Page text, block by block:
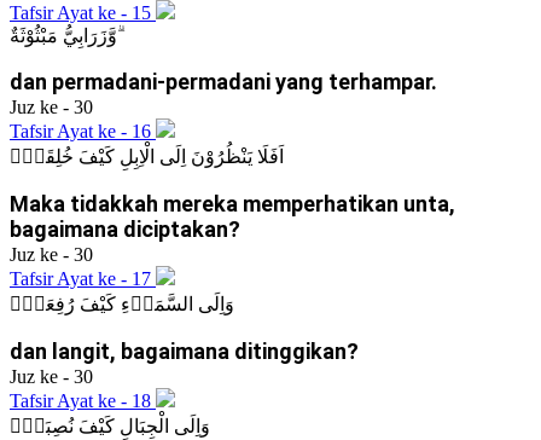
Tafsir Ayat ke - 15
وَّزَرَابِيُّ مَبْثُوْثَةٌ ۗ
dan permadani-permadani yang terhampar.
Juz ke - 30
Tafsir Ayat ke - 16
اَفَلَا يَنْظُرُوْنَ اِلَى الْاِبِلِ كَيْفَ خُلِقَتْۗ
Maka tidakkah mereka memperhatikan unta,
bagaimana diciptakan?
Juz ke - 30
Tafsir Ayat ke - 17
وَاِلَى السَّمَاۤءِ كَيْفَ رُفِعَتْۗ
dan langit, bagaimana ditinggikan?
Juz ke - 30
Tafsir Ayat ke - 18
وَاِلَى الْجِبَالِ كَيْفَ نُصِبَتْۗ